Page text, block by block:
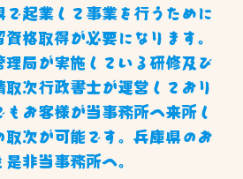
起業して事業を行うために
格取得が必要になります。
局が実施している研修及び
次行政書士が運営しており
お客様が当事務所へ来所し
次が可能です。兵庫県のお
非当事務所へ。